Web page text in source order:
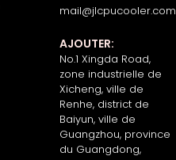
mail@jlcpucooler.com
AJOUTER:
No.1 Xingda Road,
zone industrielle de
Xicheng, ville de
Renhe, district de
Baiyun, ville de
Guangzhou, province
du Guangdong,